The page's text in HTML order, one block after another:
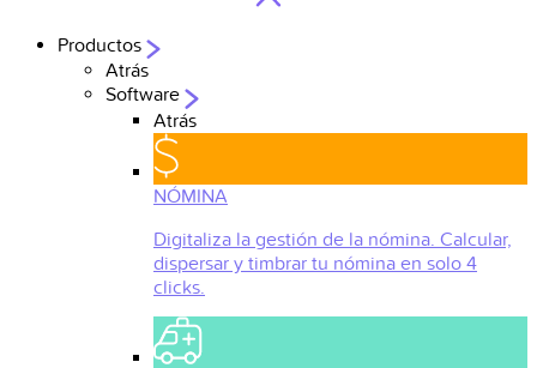
Productos
Atrás
Software
Atrás
NÓMINA
Digitaliza la gestión de la nómina. Calcular,
dispersar y timbrar tu nómina en solo 4
clicks.